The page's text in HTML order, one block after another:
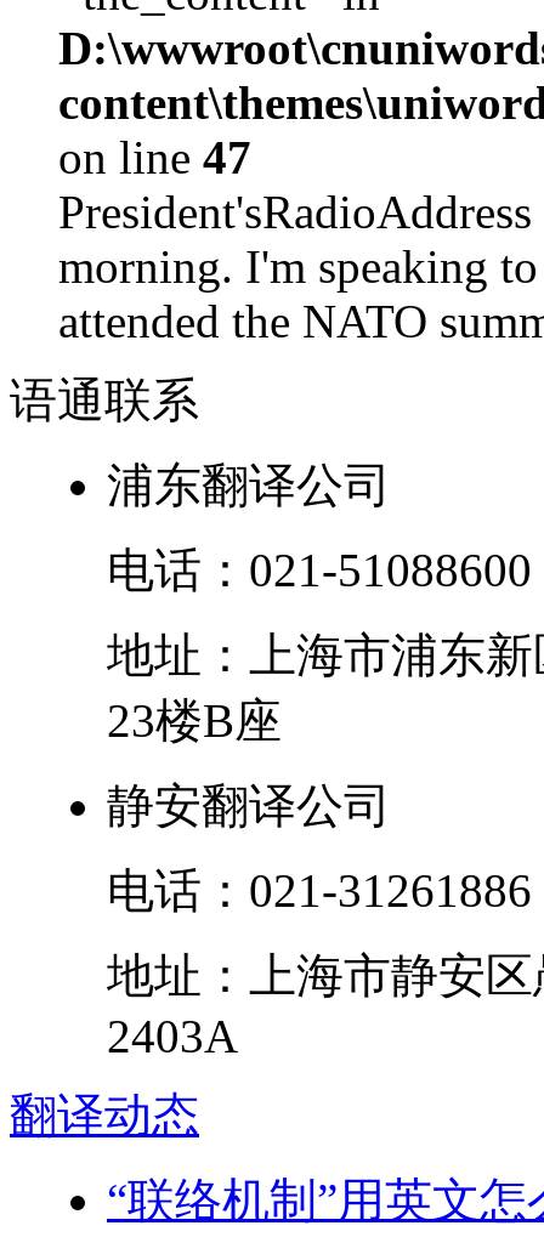
on line 47
morning. I'm speaking
attended the NATO
语通联系
浦东翻译公司
电话： 021-51088600
地址：
上海市浦东新
23楼B座
静安翻译公司
电话： 021-31261886
地址：
上海市静安区
2403A
翻译动态
“联络机制”用英文怎